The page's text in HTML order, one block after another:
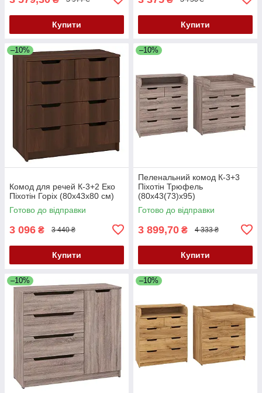
Купити Купити
–10%
Комод для речей К-3+2 Еко
Піхотін Горіх (80х43х80 см)
Готово до відправки
3 096 ₴ 3 440 ₴
Купити
–10%
Пеленальний комод К-3+3
Піхотін Трюфель
(80х43(73)х95)
Готово до відправки
3 899,70 ₴ 4 333 ₴
Купити
–10% –10%